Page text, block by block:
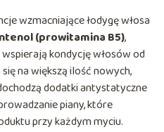
wzmacniające łodygę włosa
(prowitamina B5),
kondycję włosów od
na większą ilość nowych,
dodatki antystatyczne
piany, które
przy każdym myciu.